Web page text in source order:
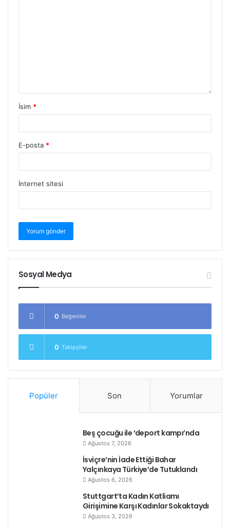
İsim *
E-posta *
İnternet sitesi
Sosyal Medya
0 Beğeniler
0 Takipçiler
Popüler Son Yorumlar
Beş çocuğu ile ‘deport kampı’nda
Ağustos 7, 2026
İsviçre’nin İade Ettiği Bahar
Yalçınkaya Türkiye’de Tutuklandı
Ağustos 6, 2026
Stuttgart’ta Kadın Katliamı
Girişimine Karşı Kadınlar Sokaktaydı
Ağustos 3, 2026